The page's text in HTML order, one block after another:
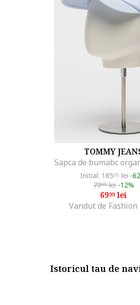
TOMMY
Initial: 18505 lei -
7999lei -12%
6999lei
Vandut de Fashion
Istoricul tau de